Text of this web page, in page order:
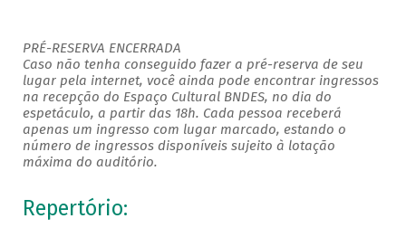
PRÉ-RESERVA ENCERRADA
Caso não tenha conseguido fazer a pré-reserva de seu
lugar pela internet, você ainda pode encontrar ingressos
na recepção do Espaço Cultural BNDES, no dia do
espetáculo, a partir das 18h. Cada pessoa receberá
apenas um ingresso com lugar marcado, estando o
número de ingressos disponíveis sujeito à lotação
máxima do auditório.
Repertório: